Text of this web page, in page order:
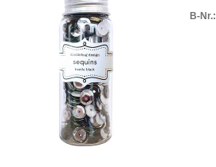
B-Nr.: